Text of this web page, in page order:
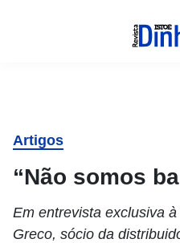
Artigos
“Não somos
Em entrevista exclusiva
Greco, sócio da